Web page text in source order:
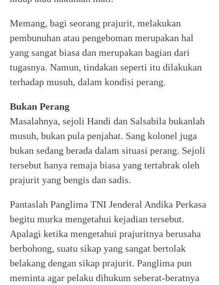
Memang, bagi seorang prajurit, melakukan
pembunuhan atau pengeboman merupakan hal
yang sangat biasa dan merupakan bagian dari
tugasnya. Namun, tindakan seperti itu dilakukan
terhadap musuh, dalam kondisi perang.
Bukan Perang
Masalahnya, sejoli Handi dan Salsabila bukanlah
musuh, bukan pula penjahat. Sang kolonel juga
bukan sedang berada dalam situasi perang. Sejoli
tersebut hanya remaja biasa yang tertabrak oleh
prajurit yang bengis dan sadis.
Pantaslah Panglima TNI Jenderal Andika Perkasa
begitu murka mengetahui kejadian tersebut.
Apalagi ketika mengetahui prajuritnya berusaha
berbohong, suatu sikap yang sangat bertolak
belakang dengan sikap prajurit. Panglima pun
meminta agar pelaku dihukum seberat-beratnya